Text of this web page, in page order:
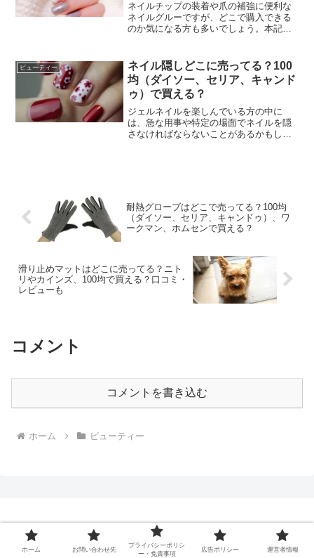
ネイルチップの装着や爪の補強に便利な
ネイルグルーですが、どこで購入できる
のか気になる方も多いでしょう。本記事
キング1位 超高評価★4.57 累計販売数
6000本突破！【...
ビューティー
ネイル隠しどこに売ってる？100
均（ダイソー、セリア、キャンド
ゥ）で買える？
ジェルネイルを楽しんでいる方の中に
は、急な用事や特定の場面でネイルを隠
さなければならないことがあるかもしれ
耐熱グローブはどこで売ってる？100均
（ダイソー、セリア、キャンドゥ）、ワ
ークマン、ホムセンで買える？
滑り止めマットはどこに売ってる？ニト
リやカインズ、100均で買える？口コミ・
レビューも
コメント
コメントを書き込む
ホーム ビューティー
アレどこ？コレどこ？買いたいもん！
ホーム お問い合わせ先
プライバシーポリシ
ー・免責事項
広告ポリシー 運営者情報